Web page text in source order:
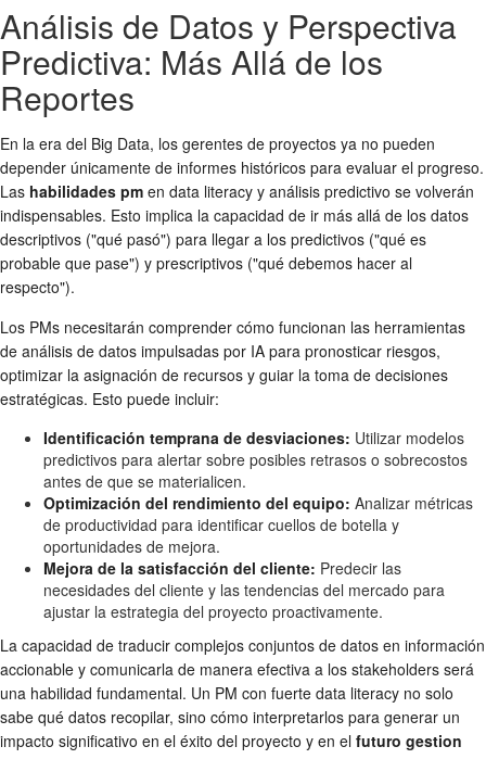
Análisis de Datos y Perspectiva
Predictiva: Más Allá de los
Reportes
En la era del Big Data, los gerentes de proyectos ya no pueden
depender únicamente de informes históricos para evaluar el progreso.
Las habilidades pm en data literacy y análisis predictivo se volverán
indispensables. Esto implica la capacidad de ir más allá de los datos
descriptivos ("qué pasó") para llegar a los predictivos ("qué es
probable que pase") y prescriptivos ("qué debemos hacer al
respecto").
Los PMs necesitarán comprender cómo funcionan las herramientas
de análisis de datos impulsadas por IA para pronosticar riesgos,
optimizar la asignación de recursos y guiar la toma de decisiones
estratégicas. Esto puede incluir:
Identificación temprana de desviaciones: Utilizar modelos
predictivos para alertar sobre posibles retrasos o sobrecostos
antes de que se materialicen.
Optimización del rendimiento del equipo: Analizar métricas
de productividad para identificar cuellos de botella y
oportunidades de mejora.
Mejora de la satisfacción del cliente: Predecir las
necesidades del cliente y las tendencias del mercado para
ajustar la estrategia del proyecto proactivamente.
La capacidad de traducir complejos conjuntos de datos en información
accionable y comunicarla de manera efectiva a los stakeholders será
una habilidad fundamental. Un PM con fuerte data literacy no solo
sabe qué datos recopilar, sino cómo interpretarlos para generar un
impacto significativo en el éxito del proyecto y en el futuro gestion